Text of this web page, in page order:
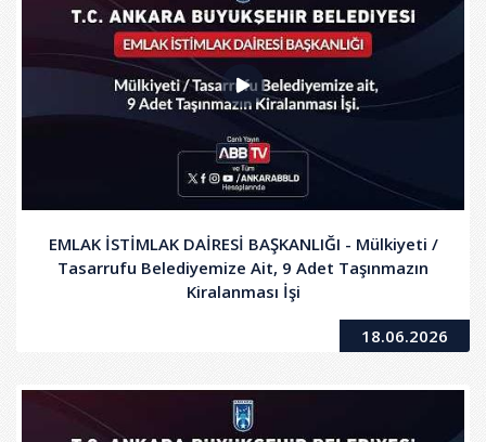
EMLAK İSTİMLAK DAİRESİ BAŞKANLIĞI - Mülkiyeti /
Tasarrufu Belediyemize Ait, 9 Adet Taşınmazın
Kiralanması İşi
18.06.2026